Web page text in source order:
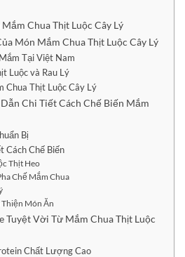
Chua Thịt Luộc Cây Lý
Món Mắm Chua Thịt Luộc Cây Lý
Tại Việt Nam
Luộc và Rau Lý
Chua Thịt Luộc Cây Lý
Chi Tiết Cách Chế Biến Mắm
Bị
Cách Chế Biến
Thịt Heo
Chế Mắm Chua
Thiện Món Ăn
Tuyệt Vời Từ Mắm Chua Thịt Luộc
Chất Lượng Cao